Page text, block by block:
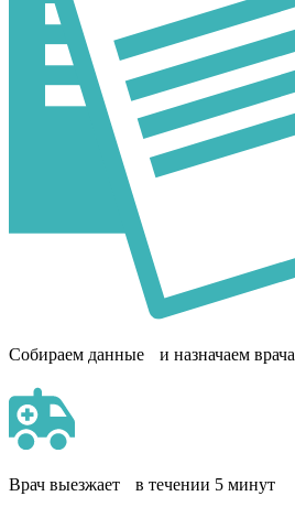
Собираем данные и назначаем врача
Врач выезжает в течении 5 минут